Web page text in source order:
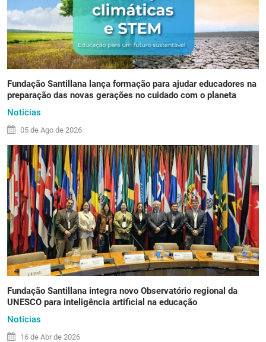
Fundação Santillana lança formação para ajudar educadores na
preparação das novas gerações no cuidado com o planeta
Notícias
05 de Ago de 2026
Fundação Santillana integra novo Observatório regional da
UNESCO para inteligência artificial na educação
Notícias
16 de Abr de 2026